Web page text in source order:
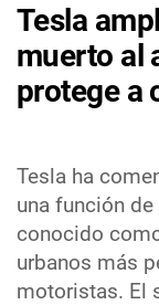
Tesla
muerto al
protege a
Tesla ha
una función
conocido
urbanos más
motoristas. El